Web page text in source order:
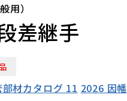
用）
差継手
材カタログ 11 2026 因